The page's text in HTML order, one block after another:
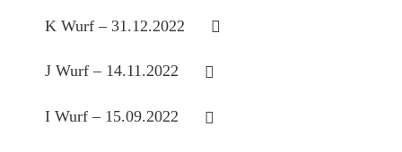
K Wurf – 31.12.2022
J Wurf – 14.11.2022
I Wurf – 15.09.2022